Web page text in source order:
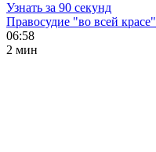
Узнать за 90 секунд
Правосудие "во всей красе"
06:58
2 мин